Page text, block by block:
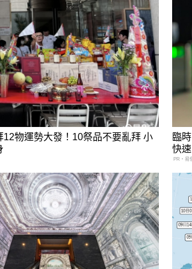
12物運勢大發！10祭品不要亂拜 小
臨
快
PR・易